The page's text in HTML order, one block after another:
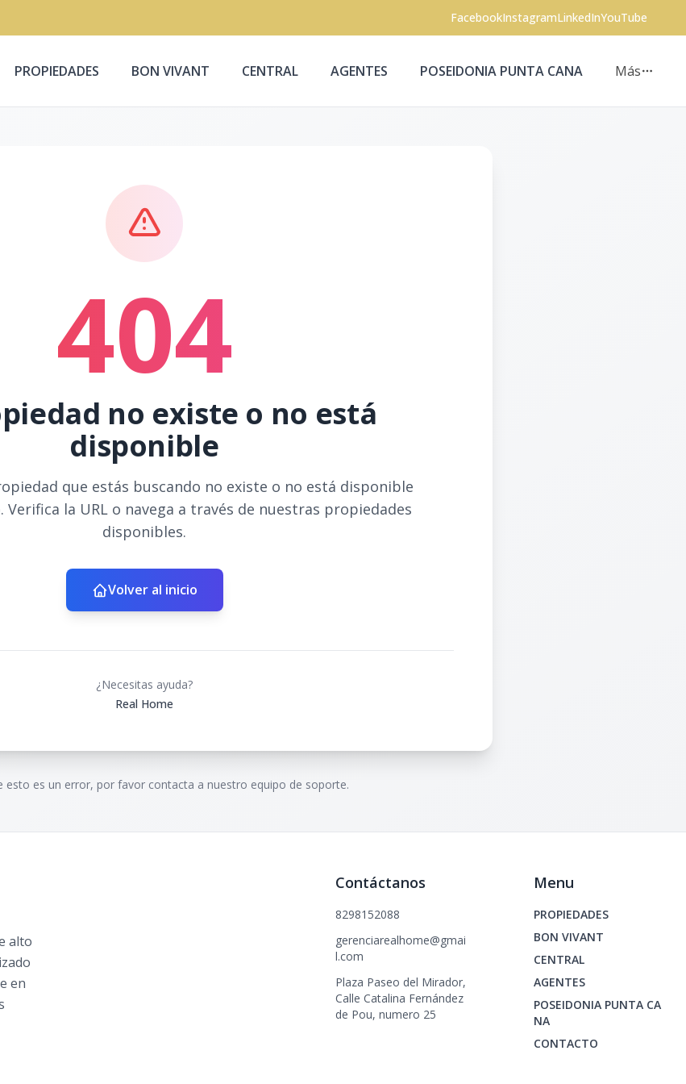
FacebookInstagramLinkedInYouTube
PROPIEDADES BON VIVANT CENTRAL AGENTES POSEIDONIA PUNTA CANA Más
404
no existe o no está
disponible
que estás buscando no existe o no está disponible
Verifica la URL o navega a través de nuestras propiedades
disponibles.
Volver al inicio
¿Necesitas ayuda?
Real Home
esto es un error, por favor contacta a nuestro equipo de soporte.
alto
en
Contáctanos
8298152088
gerenciarealhome@gmai
l.com
Plaza Paseo del Mirador,
Calle Catalina Fernández
de Pou, numero 25
Menu
PROPIEDADES
BON VIVANT
CENTRAL
AGENTES
POSEIDONIA PUNTA CA
NA
CONTACTO